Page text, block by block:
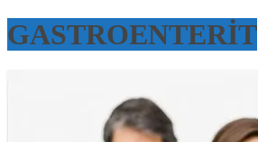
GASTROENTERİT